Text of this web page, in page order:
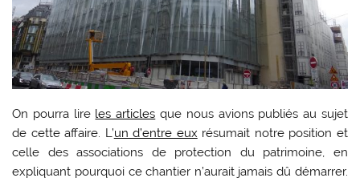
On pourra lire les articles que nous avions publiés au sujet
de cette affaire. L’un d’entre eux résumait notre position et
celle des associations de protection du patrimoine, en
expliquant pourquoi ce chantier n’aurait jamais dû démarrer.